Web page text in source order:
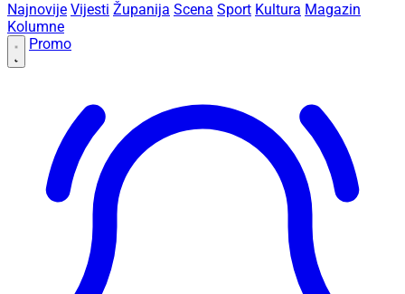
Najnovije Vijesti Županija Scena Sport Kultura Magazin
Kolumne
Promo